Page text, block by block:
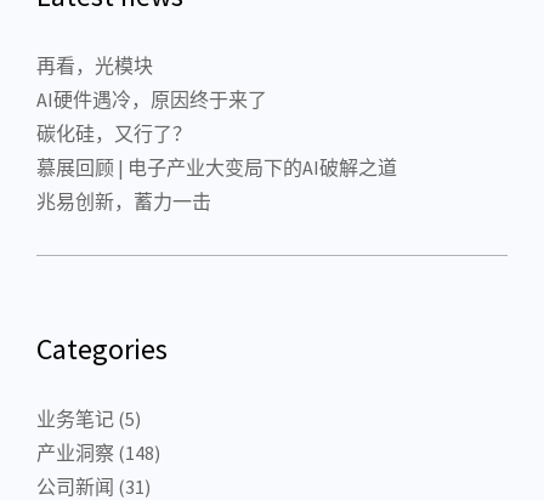
再看，光模块
AI硬件遇冷，原因终于来了
碳化硅，又行了？
慕展回顾 | 电子产业大变局下的AI破解之道
兆易创新，蓄力一击
Categories
业务笔记 (5)
产业洞察 (148)
公司新闻 (31)